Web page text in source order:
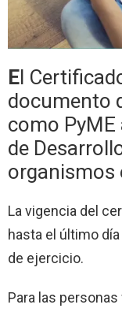
El
documento
como PyME
de
organismos
La vigencia del
hasta el último
de ejercicio.
Para las